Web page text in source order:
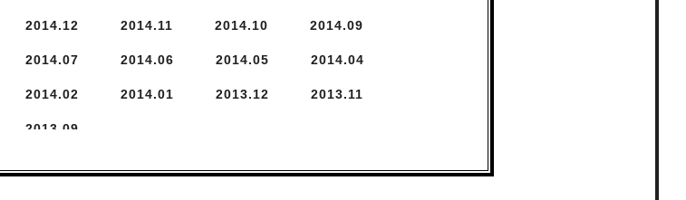
2014.12 2014.11 2014.10 2014. 9
2014. 7 2014. 6 2014. 5 2014. 4
2014. 2 2014. 1 2013.12 2013.11
2013. 9